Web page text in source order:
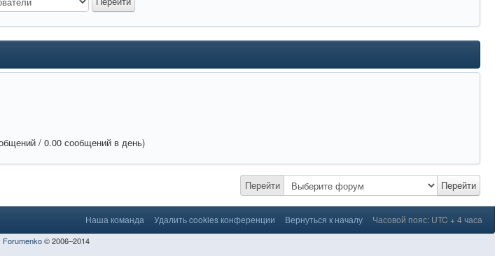
/ 0.00 сообщений в день)
Перейти Перейти
Наша команда Удалить cookies конференции Вернуться к началу Часовой пояс: UTC + 4 часа
Forumenko© 2006–2014